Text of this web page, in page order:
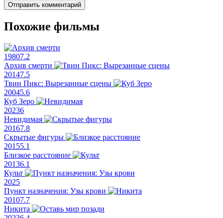
Отправить комментарий
Похожие фильмы
19807.2
Архив смерти
20147.5
Твин Пикс: Вырезанные сцены
20045.6
Куб Зеро
20236
Невидимая
20167.8
Скрытые фигуры
20155.1
Близкое расстояние
20136.1
Культ
2025
Пункт назначения: Узы крови
20107.7
Никита